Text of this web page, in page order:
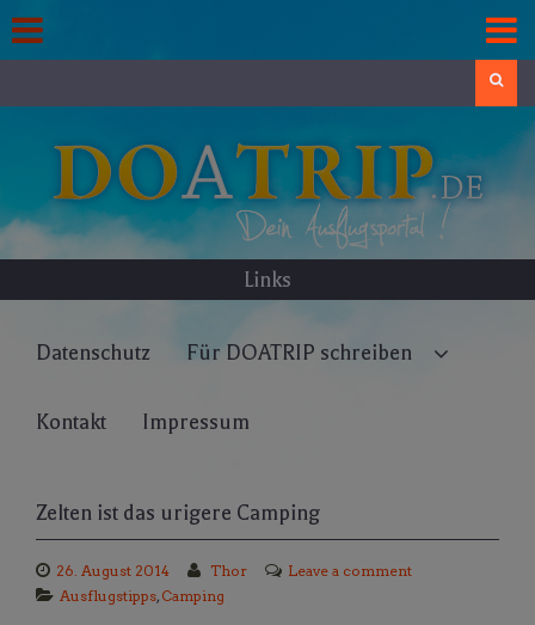
to
content
Links
Datenschutz Für DOATRIP schreiben
Kontakt Impressum
Zelten ist das urigere Camping
26. August 2014 Thor
Leave a comment
Ausflugstipps, Camping